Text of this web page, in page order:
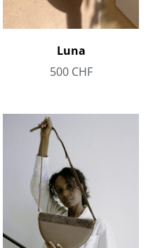
Luna
500 CHF